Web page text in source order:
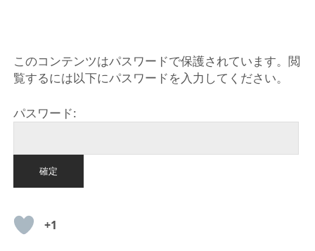
このコンテンツはパスワードで保護されています。閲
覧するには以下にパスワードを入力してください。
パスワード:
+1